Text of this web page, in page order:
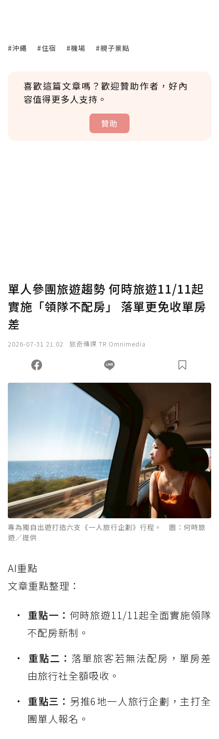
#沖繩 #住宿 #機場 #親子景點
喜歡這篇文章嗎？歡迎贊助作者，好內
容值得更多人支持。
贊助
確認送出
您當前剩餘 U 利點數：0點；前往 購買點數
單人參團旅遊趨勢 何時旅遊11/11起
實施「領隊不配房」 落單更免收單房
差
2026-07-31 21:02 旅奇傳媒 TR Omnimedia
專為獨自出遊打造六支《一人旅行企劃》行程。 圖：何時旅
遊／提供
AI重點
文章重點整理：
重點一： 何時旅遊11/11起全面實施領隊
不配房新制。
重點二： 落單旅客若無法配房，單房差
由旅行社全額吸收。
重點三： 另推6地一人旅行企劃，主打全
團單人報名。